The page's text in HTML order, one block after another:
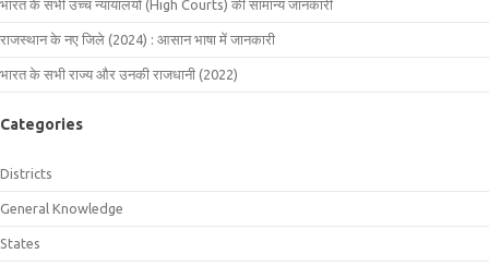
भारत के सभी उच्च न्यायालयों (High Courts) की सामान्य जानकारी
राजस्थान के नए जिले (2024) : आसान भाषा में जानकारी
भारत के सभी राज्य और उनकी राजधानी (2022)
Categories
Districts
General Knowledge
States